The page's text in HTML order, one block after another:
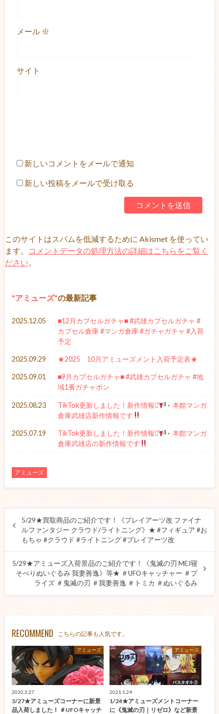
メール ※
サイト
新しいコメントをメールで通知
新しい投稿をメールで受け取る
このサイトはスパムを低減するために Akismet を使ってい
ます。
コメントデータの処理方法の詳細はこちらをご覧く
ださい。
アミューズ の最新記事
2025.12.05
■12月カプセルガチャ■ #武雄カプセルガチャ #
カプセル倉庫 #マンガ倉庫 #ガチャガチャ #入荷
予定
2025.09.29 ★2025 10月アミューズメント入荷予定表★
2025.09.01
■9月カプセルガチャ■ #武雄カプセルガチャ #地
域1番ガチャポン
2025.08.23 TikTok更新しました！新作情報⋆͛
⋆ 本館マンガ
倉庫武雄店新作情報です
2025.07.19 TikTok更新しました！新作情報⋆͛
⋆ 本館マンガ
倉庫武雄店の新作情報です
アミューズ
5/29★買取商品のご紹介です！《プレイアーツ改 ファイナ
ルファンタジー クラウド/ライトニング》★ #フィギュア #お
もちゃ #クラウド #ライトニング #プレイアーツ改
5/29★アミューズ入荷景品のご紹介です！《鬼滅の刃 MEJ寝
そべりぬいぐるみ 我妻善逸》等★ ＃UFOキャッチャー ＃プ
ライズ ＃鬼滅の刃 ＃我妻善逸 ＃トミカ ＃ぬいぐるみ
RECOMMEND こちらの記事も人気です。
アミューズ
2020.3.27
3/27★アミューズコーナーに新景
品入荷しました！ ＃UFOキャッチ
アミューズ
2021.1.24
1/24★アミューズメントコーナー
に《鬼滅の刃｜リゼロ》など新景